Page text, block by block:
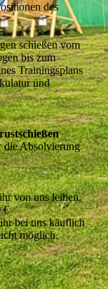
des
schießen vom
bis zum
Trainingsplans
und
die Absolvierung
von uns leihen.
€
bei uns käuflich
möglich.